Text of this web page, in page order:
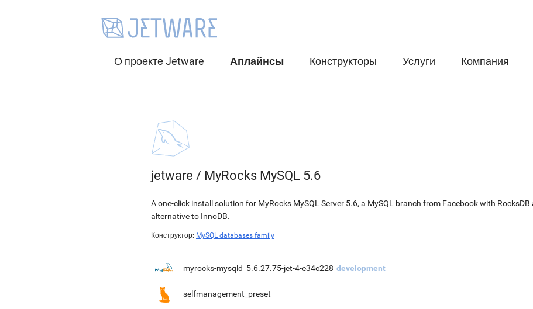
О проекте Jetware Аплайнсы Конструкторы Услуги Компания
jetware / MyRocks MySQL 5.6
A one-click install solution for MyRocks MySQL Server 5.6, a MySQL branch from Facebook with
alternative to InnoDB.
Конструктор: MySQL databases family
myrocks-mysqld 5.6.27.75-jet-4-e34c228 development
selfmanagement_preset